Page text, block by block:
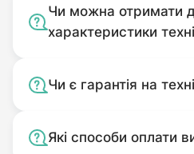
Чи можна отримати
характеристики
Чи є гарантія на
Які способи оплати